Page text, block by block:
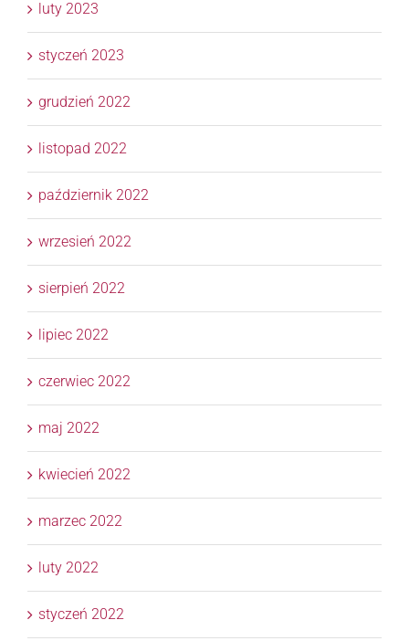
luty 2023
styczeń 2023
grudzień 2022
listopad 2022
październik 2022
wrzesień 2022
sierpień 2022
lipiec 2022
czerwiec 2022
maj 2022
kwiecień 2022
marzec 2022
luty 2022
styczeń 2022